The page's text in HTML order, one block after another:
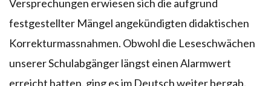
Versprechungen erwiesen sich die aufgrund
festgestellter Mängel angekündigten didaktischen
Korrekturmassnahmen. Obwohl die Leseschwächen
unserer Schulabgänger längst einen Alarmwert
erreicht hatten, ging es im Deutsch weiter bergab.